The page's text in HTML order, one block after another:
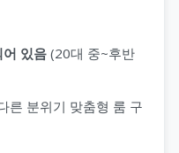
있음 (20대 중~후반
른 분위기 맞춤형 룸 구